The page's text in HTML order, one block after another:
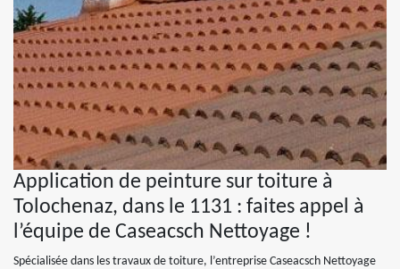
Application de peinture sur toiture à
Tolochenaz, dans le 1131 : faites appel à
l’équipe de Caseacsch Nettoyage !
Spécialisée dans les travaux de toiture, l’entreprise Caseacsch Nettoyage